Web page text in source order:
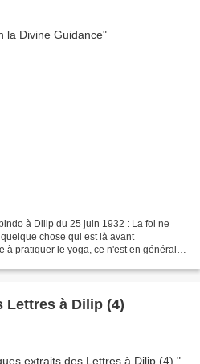
à Dilip du 25 juin 1932 : La foi ne
chose qui est là avant
à pratiquer le yoga, ce n'est en général
Lettres à Dilip (4)